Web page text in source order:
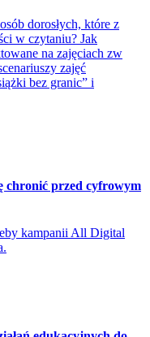
dorosłych, które z
w czytaniu? Jak
na zajęciach zw
zajęć
bez granic” i
chronić przed cyfrowym
kampanii All Digital